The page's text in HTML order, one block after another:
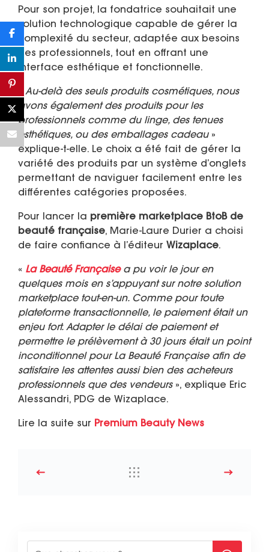
Pour son projet, la fondatrice souhaitait une
solution technologique capable de gérer la
complexité du secteur, adaptée aux besoins
des professionnels, tout en offrant une
interface esthétique et fonctionnelle.
Au-delà des seuls produits cosmétiques, nous
avons également des produits pour les
professionnels comme du linge, des tenues
esthétiques, ou des emballages cadeau»
explique-t-elle. Le choix a été fait de gérer la
variété des produits par un système d’onglets
permettant de naviguer facilement entre les
différentes catégories proposées.
Pour lancer la première marketplace BtoB de
beauté française, Marie-Laure Durier a choisi
de faire confiance à l’éditeur Wizaplace.
« La Beauté Françaisea pu voir le jour en
quelques mois en s’appuyant sur notre solution
marketplace tout-en-un. Comme pour toute
plateforme transactionnelle, le paiement était un
enjeu fort. Adapter le délai de paiement et
permettre le prélèvement à 30 jours était un point
inconditionnel pour La Beauté Française afin de
satisfaire les attentes aussi bien des acheteurs
professionnels que des vendeurs», explique Eric
Alessandri, PDG de Wizaplace.
Lire la suite sur Premium Beauty News